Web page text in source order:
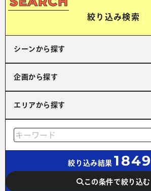
絞り込み検索
シーンから探す
企画から探す
エリアから探す
絞り込み結果 1849
この条件で絞り込む